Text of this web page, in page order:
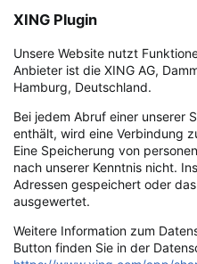
XING Plugin
Unsere Website nutzt
Anbieter ist die XING AG,
Hamburg, Deutschland.
Bei jedem Abruf einer unserer
enthält, wird eine Verbindung
Eine Speicherung von
nach unserer Kenntnis nicht.
Adressen gespeichert oder
ausgewertet.
Weitere Information zum
Button finden Sie in der